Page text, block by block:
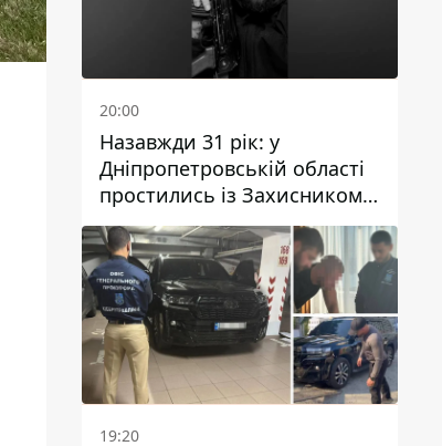
20:00
Назавжди 31 рік: у
Дніпропетровській області
простились із Захисником
Олександром Рєпіним
19:20